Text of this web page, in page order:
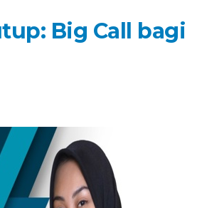
Big Call bagi